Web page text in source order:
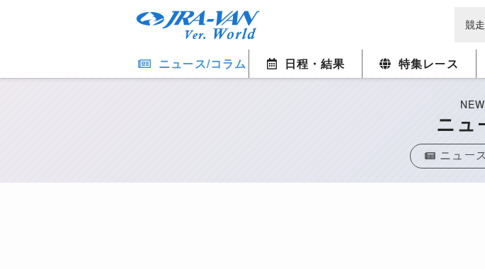
ニュース/コラム 日程・結果 特集レース
ニュ
ニュー